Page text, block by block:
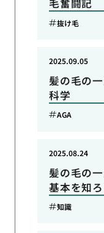
毛奮闘記
抜け毛
髪の毛の
科学
2025.09.05
AGA
髪の毛の
基本を知
2025.08.24
知識